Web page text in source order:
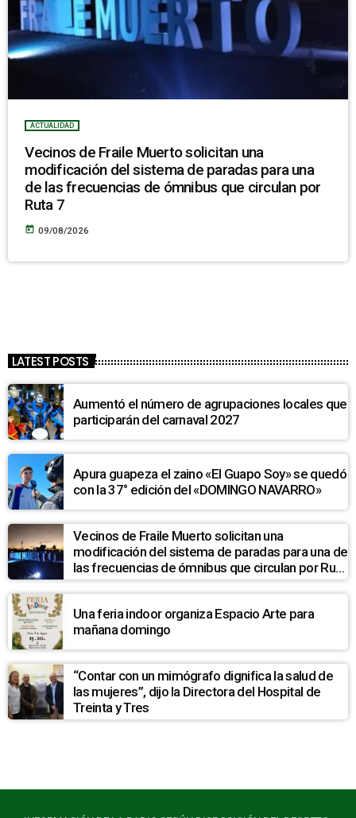
ACTUALIDAD
Vecinos de Fraile Muerto solicitan una
modificación del sistema de paradas para una
de las frecuencias de ómnibus que circulan por
Ruta 7
today 09/08/2026
LATEST POSTS
Aumentó el número de agrupaciones locales que
participarán del carnaval 2027
Apura guapeza el zaino «El Guapo Soy» se quedó
con la 37° edición del «DOMINGO NAVARRO»
Vecinos de Fraile Muerto solicitan una
modificación del sistema de paradas para una de
las frecuencias de ómnibus que circulan por Ruta
7
Una feria indoor organiza Espacio Arte para
mañana domingo
“Contar con un mimógrafo dignifica la salud de
las mujeres”, dijo la Directora del Hospital de
Treinta y Tres